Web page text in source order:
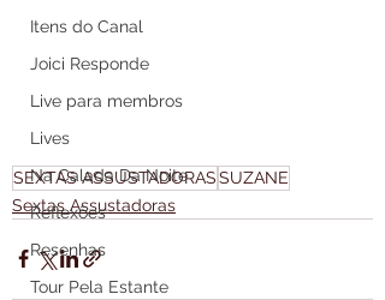
Itens do Canal
Joici Responde
Live para membros
Lives
Na Calada Da Noite
Reflexões
Resenhas
Tour Pela Estante
SEXTAS ASSUSTADORASSUZANE
Sextas Assustadoras